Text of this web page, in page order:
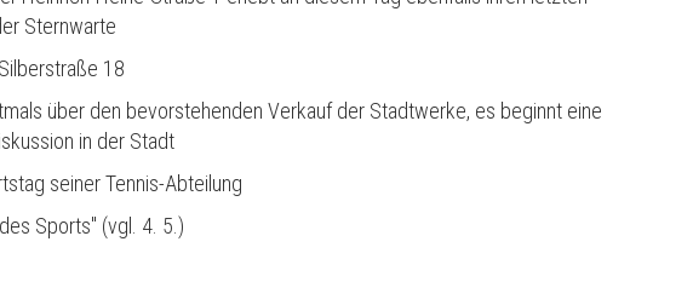
Sternwarte
18
über den bevorstehenden Verkauf der Stadtwerke, es beginnt eine
in der Stadt
seiner Tennis-Abteilung
Sports" (vgl. 4. 5.)